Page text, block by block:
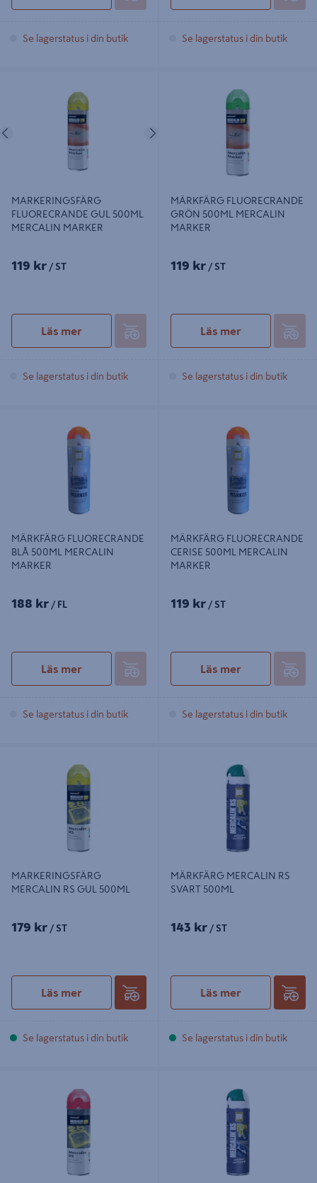
Se lagerstatus i din butik Se lagerstatus i din butik
FLUORECRANDE GUL 500ML
MERCALIN MARKER
Föregående
MARKERINGSFÄRG
FLUORECRANDE GUL 500ML
MERCALIN MARKER
119 kr / ST
Läs mer
Se lagerstatus i din butik
GRÖN 500ML MERCALIN MARKER
MÄRKFÄRG FLUORECRANDE
GRÖN 500ML MERCALIN
MARKER
119 kr / ST
Läs mer
Se lagerstatus i din butik
500ML MERCALIN MARKER
MÄRKFÄRG FLUORECRANDE
BLÅ 500ML MERCALIN
MARKER
188 kr / FL
Läs mer
Se lagerstatus i din butik
CERISE 500ML MERCALIN
MÄRKFÄRG FLUORECRANDE
CERISE 500ML MERCALIN
MARKER
119 kr / ST
Läs mer
Se lagerstatus i din butik
MARKERINGSFÄRG
MERCALIN RS GUL 500ML
179 kr / ST
Läs mer
Se lagerstatus i din butik
MÄRKFÄRG MERCALIN RS
SVART 500ML
143 kr / ST
Läs mer
Se lagerstatus i din butik